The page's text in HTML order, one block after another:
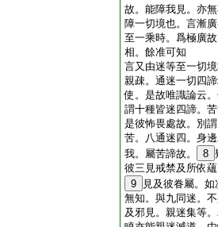
故。能障我見。亦
障一切境也。言漸
至一乘時。爲極廣
相。餘准可知
言又由迷等至一切
親疎。通迷一切四
使。是故唯識論云
謂十種皆迷四諦。
是彼怖畏處故。別
苦。八通迷四。身
我。屬苦諦故。
8
彼三見戒禁及所依
9
見及彼眷屬。
無知。與九同迷。
及邪見。親迷集等